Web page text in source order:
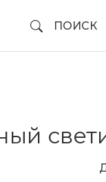
ПОИСК